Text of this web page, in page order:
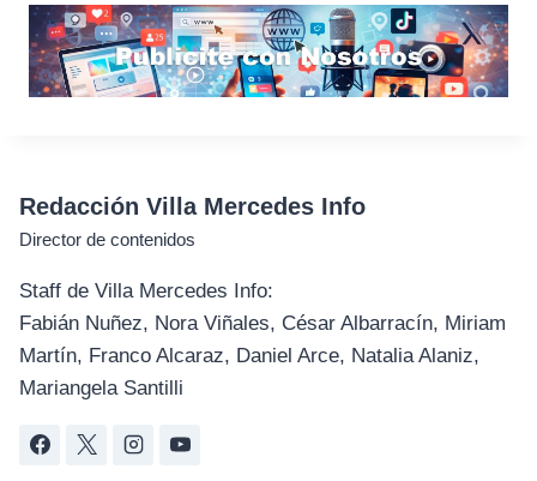
Redacción Villa Mercedes Info
Director de contenidos
Staff de Villa Mercedes Info:
Fabián Nuñez, Nora Viñales, César Albarracín, Miriam
Martín, Franco Alcaraz, Daniel Arce, Natalia Alaniz,
Mariangela Santilli